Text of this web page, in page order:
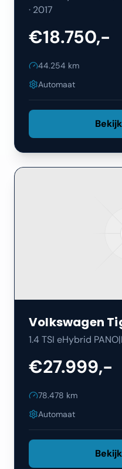
· 2017
€18.750,-
44.254 km
Automaat
Volkswagen
1.4 TSI eHybrid
€27.999,-
78.478 km
Automaat